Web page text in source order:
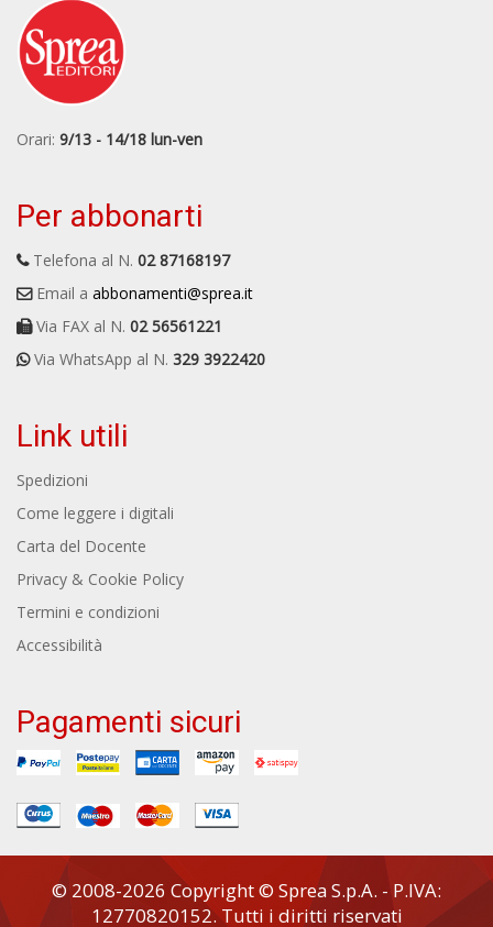
Orari: 9/13 - 14/18 lun-ven
Per abbonarti
Telefona al N. 02 87168197
Email a abbonamenti@sprea.it
Via FAX al N. 02 56561221
Via WhatsApp al N. 329 3922420
Link utili
Spedizioni
Come leggere i digitali
Carta del Docente
Privacy & Cookie Policy
Termini e condizioni
Accessibilità
Pagamenti sicuri
© 2008-2026 Copyright © Sprea S.p.A. - P.IVA:
12770820152. Tutti i diritti riservati